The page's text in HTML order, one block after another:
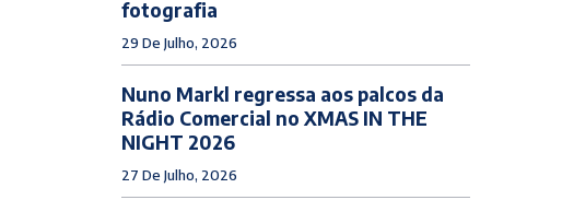
fotografia
29 De Julho, 2026
Nuno Markl regressa aos palcos da
Rádio Comercial no XMAS IN THE
NIGHT 2026
27 De Julho, 2026